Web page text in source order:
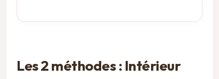
Les 2 méthodes : Intérieur